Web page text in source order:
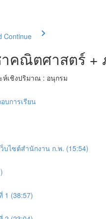
Continue
คณิตศาสตร์ +
ห์เชิงปริมาณ : อนุกรม
บการเรียน
บไซต์สำนักงาน ก.พ. (15:54)
1 (38:57)